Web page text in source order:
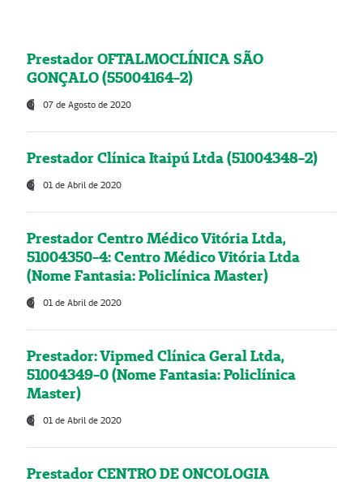
Prestador OFTALMOCLÍNICA SÃO
GONÇALO (55004164-2)
07 de Agosto de 2020
Prestador Clínica Itaipú Ltda (51004348-2)
01 de Abril de 2020
Prestador Centro Médico Vitória Ltda,
51004350-4: Centro Médico Vitória Ltda
(Nome Fantasia: Policlínica Master)
01 de Abril de 2020
Prestador: Vipmed Clínica Geral Ltda,
51004349-0 (Nome Fantasia: Policlínica
Master)
01 de Abril de 2020
Prestador CENTRO DE ONCOLOGIA